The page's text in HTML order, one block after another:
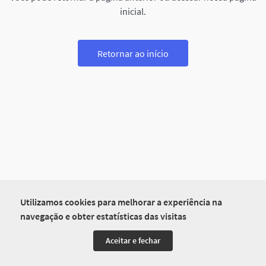
Utilizamos cookies para melhorar a experiência na
navegação e obter estatísticas das visitas
Aceitar e fechar
inicial.
Retornar ao início